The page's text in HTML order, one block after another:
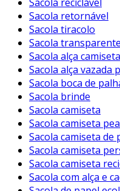
Sacola retornável
Sacola tiracolo
Sacola transparente
Sacola alça
Sacola alça vazada
Sacola boca de
Sacola brinde
Sacola camiseta
Sacola camiseta
Sacola camiseta de
Sacola camiseta
Sacola camiseta
Sacola com alça e